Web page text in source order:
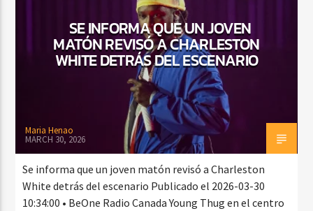
SE INFORMA QUE UN JOVEN
MATÓN REVISÓ A CHARLESTON
WHITE DETRÁS DEL ESCENARIO
Maria Henao
MARCH 30, 2026
Se informa que un joven matón revisó a Charleston
White detrás del escenario Publicado el 2026-03-30
10:34:00 • BeOne Radio Canada Young Thug en el centro